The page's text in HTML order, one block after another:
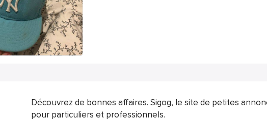
Découvrez de bonnes affaires. Sigog, le site de petites
pour particuliers et professionnels.